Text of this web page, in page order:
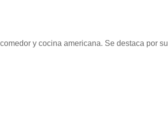
y cocina americana. Se destaca por su